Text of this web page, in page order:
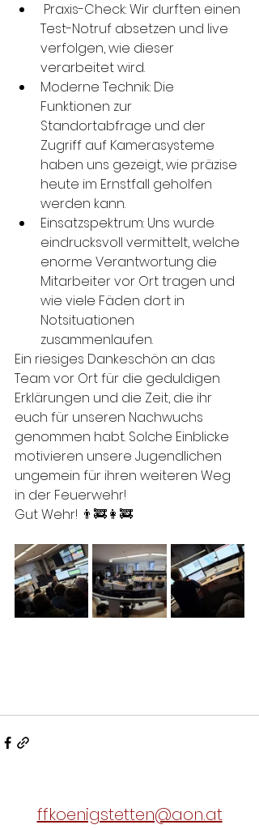
Test-Notruf absetzen und live
verfolgen, wie dieser
verarbeitet wird.
Moderne Technik: Die
Funktionen zur
Standortabfrage und der
Zugriff auf Kamerasysteme
haben uns gezeigt, wie präzise
heute im Ernstfall geholfen
werden kann.
Einsatzspektrum: Uns wurde
eindrucksvoll vermittelt, welche
enorme Verantwortung die
Mitarbeiter vor Ort tragen und
wie viele Fäden dort in
Notsituationen
zusammenlaufen.
Ein riesiges Dankeschön an das
Team vor Ort für die geduldigen
Erklärungen und die Zeit, die ihr
euch für unseren Nachwuchs
genommen habt. Solche Einblicke
motivieren unsere Jugendlichen
ungemein für ihren weiteren Weg
in der Feuerwehr!
Gut Wehr! 👨‍🚒👩‍🚒
ffkoenigstetten@aon.at